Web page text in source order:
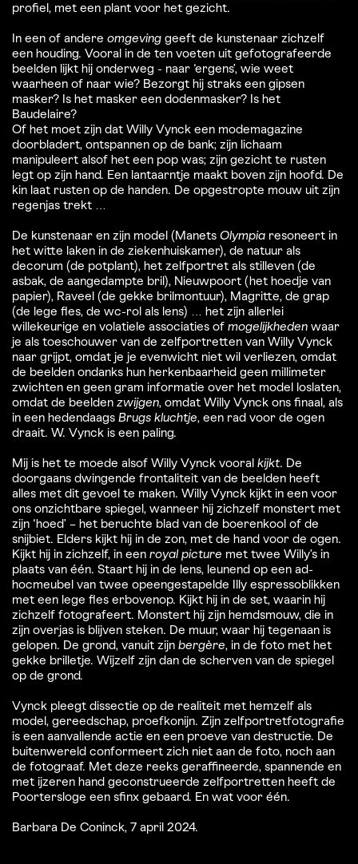
profiel, met een plant voor het gezicht.
In een of andere omgeving geeft de kunstenaar zichzelf
een houding. Vooral in de ten voeten uit gefotografeerde
beelden lijkt hij onderweg - naar ‘ergens’, wie weet
waarheen of naar wie? Bezorgt hij straks een gipsen
masker? Is het masker een dodenmasker? Is het
Baudelaire?
Of het moet zijn dat Willy Vynck een modemagazine
doorbladert, ontspannen op de bank; zijn lichaam
manipuleert alsof het een pop was; zijn gezicht te rusten
legt op zijn hand. Een lantaarntje maakt boven zijn hoofd. De
kin laat rusten op de handen. De opgestropte mouw uit zijn
regenjas trekt …
De kunstenaar en zijn model (Manets Olympia resoneert in
het witte laken in de ziekenhuiskamer), de natuur als
decorum (de potplant), het zelfportret als stilleven (de
asbak, de aangedampte bril), Nieuwpoort (het hoedje van
papier), Raveel (de gekke brilmontuur), Magritte, de grap
(de lege fles, de wc-rol als lens) … het zijn allerlei
willekeurige en volatiele associaties of mogelijkheden waar
je als toeschouwer van de zelfportretten van Willy Vynck
naar grijpt, omdat je je evenwicht niet wil verliezen, omdat
de beelden ondanks hun herkenbaarheid geen millimeter
zwichten en geen gram informatie over het model loslaten,
omdat de beelden zwijgen, omdat Willy Vynck ons finaal, als
in een hedendaags Brugs kluchtje, een rad voor de ogen
draait. W. Vynck is een paling.
Mij is het te moede alsof Willy Vynck vooral kijkt. De
doorgaans dwingende frontaliteit van de beelden heeft
alles met dit gevoel te maken. Willy Vynck kijkt in een voor
ons onzichtbare spiegel, wanneer hij zichzelf monstert met
zijn ‘hoed’ – het beruchte blad van de boerenkool of de
snijbiet. Elders kijkt hij in de zon, met de hand voor de ogen.
Kijkt hij in zichzelf, in een royal picture met twee Willy’s in
plaats van één. Staart hij in de lens, leunend op een ad-
hocmeubel van twee opeengestapelde Illy espressoblikken
met een lege fles erbovenop. Kijkt hij in de set, waarin hij
zichzelf fotografeert. Monstert hij zijn hemdsmouw, die in
zijn overjas is blijven steken. De muur, waar hij tegenaan is
gelopen. De grond, vanuit zijn bergère, in de foto met het
gekke brilletje. Wijzelf zijn dan de scherven van de spiegel
op de grond.
Vynck pleegt dissectie op de realiteit met hemzelf als
model, gereedschap, proefkonijn. Zijn zelfportretfotografie
is een aanvallende actie en een proeve van destructie. De
buitenwereld conformeert zich niet aan de foto, noch aan
de fotograaf. Met deze reeks geraffineerde, spannende en
met ijzeren hand geconstrueerde zelfportretten heeft de
Poortersloge een sfinx gebaard. En wat voor één.
Barbara De Coninck, 7 april 2024.